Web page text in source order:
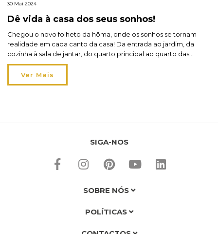
30 Mai 2024
Dê vida à casa dos seus sonhos!
Chegou o novo folheto da hôma, onde os sonhos se tornam
realidade em cada canto da casa! Da entrada ao jardim, da
cozinha à sala de jantar, do quarto principal ao quarto das
crianças: o folheto hôma nova casa traz móveis para todos os
espaços. De 30 de maio a 17 de junho, encontre as […]
Ver Mais
SIGA-NOS
SOBRE NÓS
POLÍTICAS